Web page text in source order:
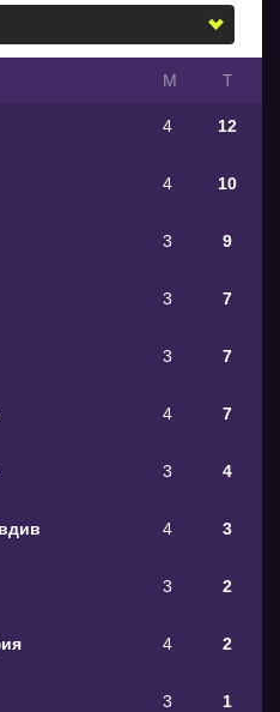
М Т
4 12
4 10
3 9
3 7
3 7
4 7
3 4
4 3
3 2
4 2
3 1